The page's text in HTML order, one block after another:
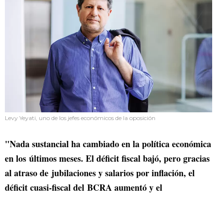
Levy Yeyati, uno de los jefes económicos de la oposición
"Nada sustancial ha cambiado en la política económica
en los últimos meses. El déficit fiscal bajó, pero gracias
al atraso de jubilaciones y salarios por inflación, el
déficit cuasi-fiscal del BCRA aumentó y el